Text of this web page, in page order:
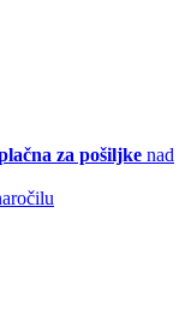
za pošiljke nad